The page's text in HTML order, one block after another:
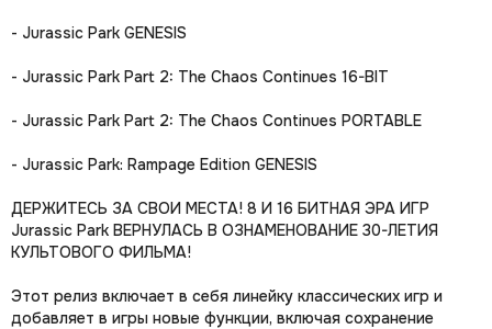
- Jurassic Park GENESIS
- Jurassic Park Part 2: The Chaos Continues 16-BIT
- Jurassic Park Part 2: The Chaos Continues PORTABLE
- Jurassic Park: Rampage Edition GENESIS
ДЕРЖИТЕСЬ ЗА СВОИ МЕСТА! 8 И 16 БИТНАЯ ЭРА ИГР
Jurassic Park ВЕРНУЛАСЬ В ОЗНАМЕНОВАНИЕ 30-ЛЕТИЯ
КУЛЬТОВОГО ФИЛЬМА!
Этот релиз включает в себя линейку классических игр и
добавляет в игры новые функции, включая сохранение